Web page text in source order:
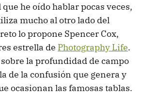
he oído hablar pocas veces,
mucho al otro lado del
lo propone Spencer Cox,
estrella de Photography Life.
la profundidad de campo
de la confusión que genera y
ocasionan las famosas tablas.